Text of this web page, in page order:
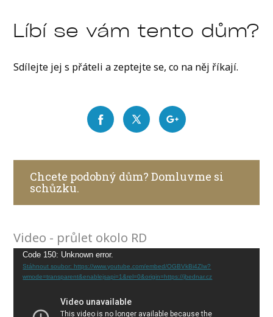
Líbí se vám tento dům?
Sdílejte jej s přáteli a zeptejte se, co na něj říkají.
Chcete podobný dům? Domluvme si
schůzku.
Video - průlet okolo RD
Video
přehrávač
Code 150: Unknown error.
Stáhnout soubor: https://www.youtube.com/embed/OGBVkBi4ZIw?
wmode=transparent&enablejsapi=1&rel=0&origin=https://jbednar.cz